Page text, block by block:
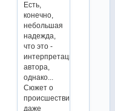
Есть,
конечно,
небольшая
надежда,
что это -
интерпретация
автора,
однако...
Сюжет о
происшествии
даже